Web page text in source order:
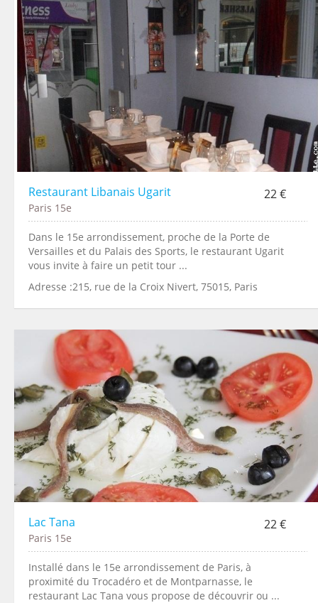
Restaurant Libanais Ugarit 22 €
Paris 15e
Dans le 15e arrondissement, proche de la Porte de
Versailles et du Palais des Sports, le restaurant Ugarit
vous invite à faire un petit tour ...
Adresse :215, rue de la Croix Nivert, 75015, Paris
Lac Tana 22 €
Paris 15e
Installé dans le 15e arrondissement de Paris, à
proximité du Trocadéro et de Montparnasse, le
restaurant Lac Tana vous propose de découvrir ou ...